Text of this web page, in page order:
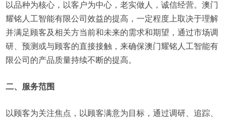
以品种为核心，以客户为中心，老实做人，诚信经营。澳门
耀铭人工智能有限公司效益的提高，一定程度上取决于理解
并满足顾客及相关方当前和未来的需求和期望，通过市场调
研、预测或与顾客的直接接触，来确保澳门耀铭人工智能有
限公司的产品质量持续不断的提高。
二、服务范围
以顾客为关注焦点，以顾客满意为目标，通过调研、追踪、